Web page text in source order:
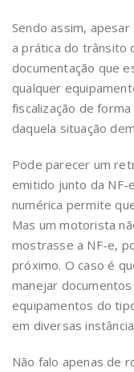
Sendo assim,
a prática do trânsito
documentação que
qualquer
fiscalização de
daquela situação
Pode parecer um
emitido junto da NF-
numérica permite
Mas um motorista
mostrasse a NF-e,
próximo. O caso é
manejar
equipamentos do
em diversas
Não falo apenas de